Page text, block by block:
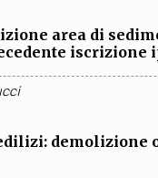
area di
iscrizione
demolizione